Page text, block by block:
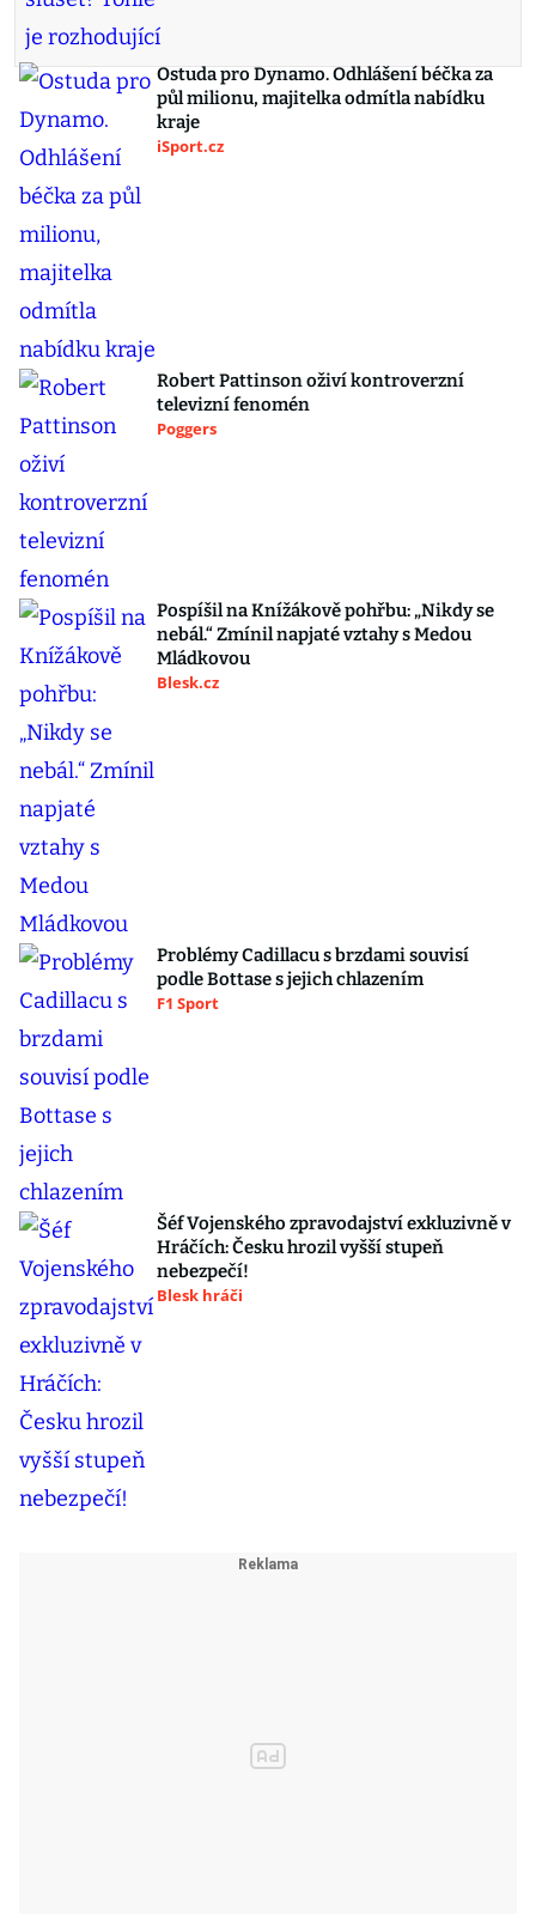
Ostuda pro Dynamo. Odhlášení béčka za
půl milionu, majitelka odmítla nabídku
kraje
iSport.cz
Robert Pattinson oživí kontroverzní
televizní fenomén
Poggers
Pospíšil na Knížákově pohřbu: „Nikdy se
nebál.“ Zmínil napjaté vztahy s Medou
Mládkovou
Blesk.cz
Problémy Cadillacu s brzdami souvisí
podle Bottase s jejich chlazením
F1 Sport
Šéf Vojenského zpravodajství exkluzivně v
Hráčích: Česku hrozil vyšší stupeň
nebezpečí!
Blesk hráči